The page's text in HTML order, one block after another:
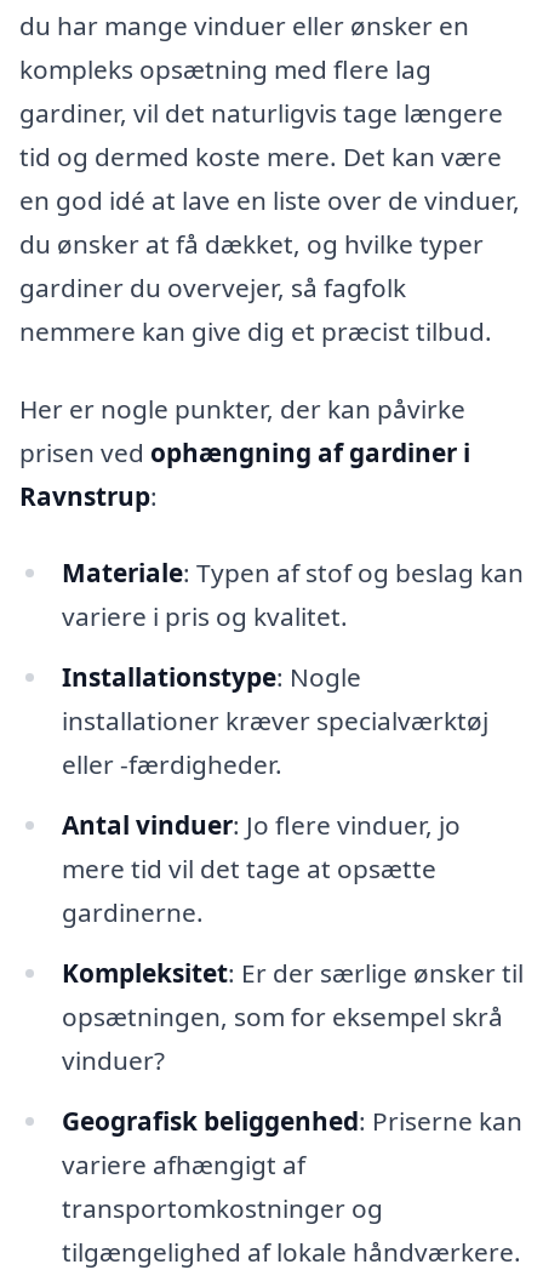
du har mange vinduer eller ønsker en
kompleks opsætning med flere lag
gardiner, vil det naturligvis tage længere
tid og dermed koste mere. Det kan være
en god idé at lave en liste over de vinduer,
du ønsker at få dækket, og hvilke typer
gardiner du overvejer, så fagfolk
nemmere kan give dig et præcist tilbud.
Her er nogle punkter, der kan påvirke
prisen ved ophængning af gardiner i
Ravnstrup:
Materiale: Typen af stof og beslag kan
variere i pris og kvalitet.
Installationstype: Nogle
installationer kræver specialværktøj
eller -færdigheder.
Antal vinduer: Jo flere vinduer, jo
mere tid vil det tage at opsætte
gardinerne.
Kompleksitet: Er der særlige ønsker til
opsætningen, som for eksempel skrå
vinduer?
Geografisk beliggenhed: Priserne kan
variere afhængigt af
transportomkostninger og
tilgængelighed af lokale håndværkere.